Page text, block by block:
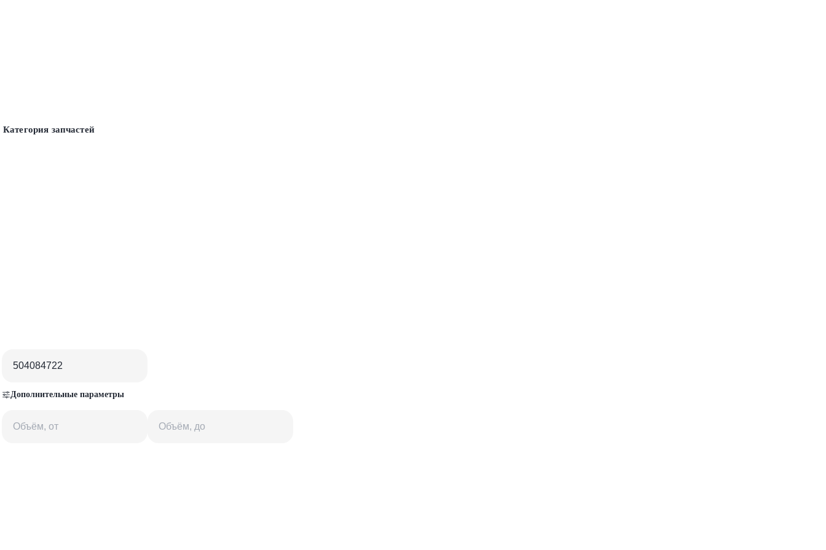
Категория запчастей
Дополнительные параметры